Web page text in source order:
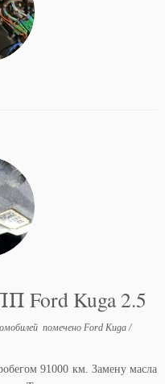
Ford Kuga 2.5
помечено Ford Kuga/
91000 км. Замену масла